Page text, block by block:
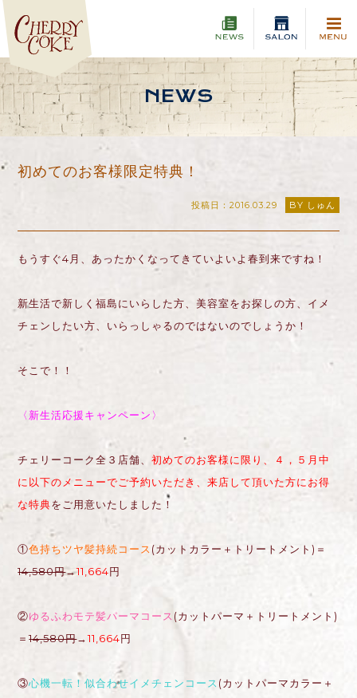
NEWS
初めてのお客様限定特典！
投稿日：2016.03.29 BY しゅん
もうすぐ4月、あったかくなってきていよいよ春到来ですね！
新生活で新しく福島にいらした方、美容室をお探しの方、イメ
チェンしたい方、いらっしゃるのではないのでしょうか！
そこで！！
〈新生活応援キャンペーン〉
チェリーコーク全３店舗、初めてのお客様に限り、４，５月中
に以下のメニューでご予約いただき、来店して頂いた方にお得
な特典をご用意いたしました！
①色持ちツヤ髪持続コース (カットカラー＋トリートメント)＝
14,580円→11,664円
②ゆるふわモテ髪パーマコース (カットパーマ＋トリートメント)
＝14,580円→11,664円
③心機一転！似合わせイメチェンコース (カットパーマカラー＋